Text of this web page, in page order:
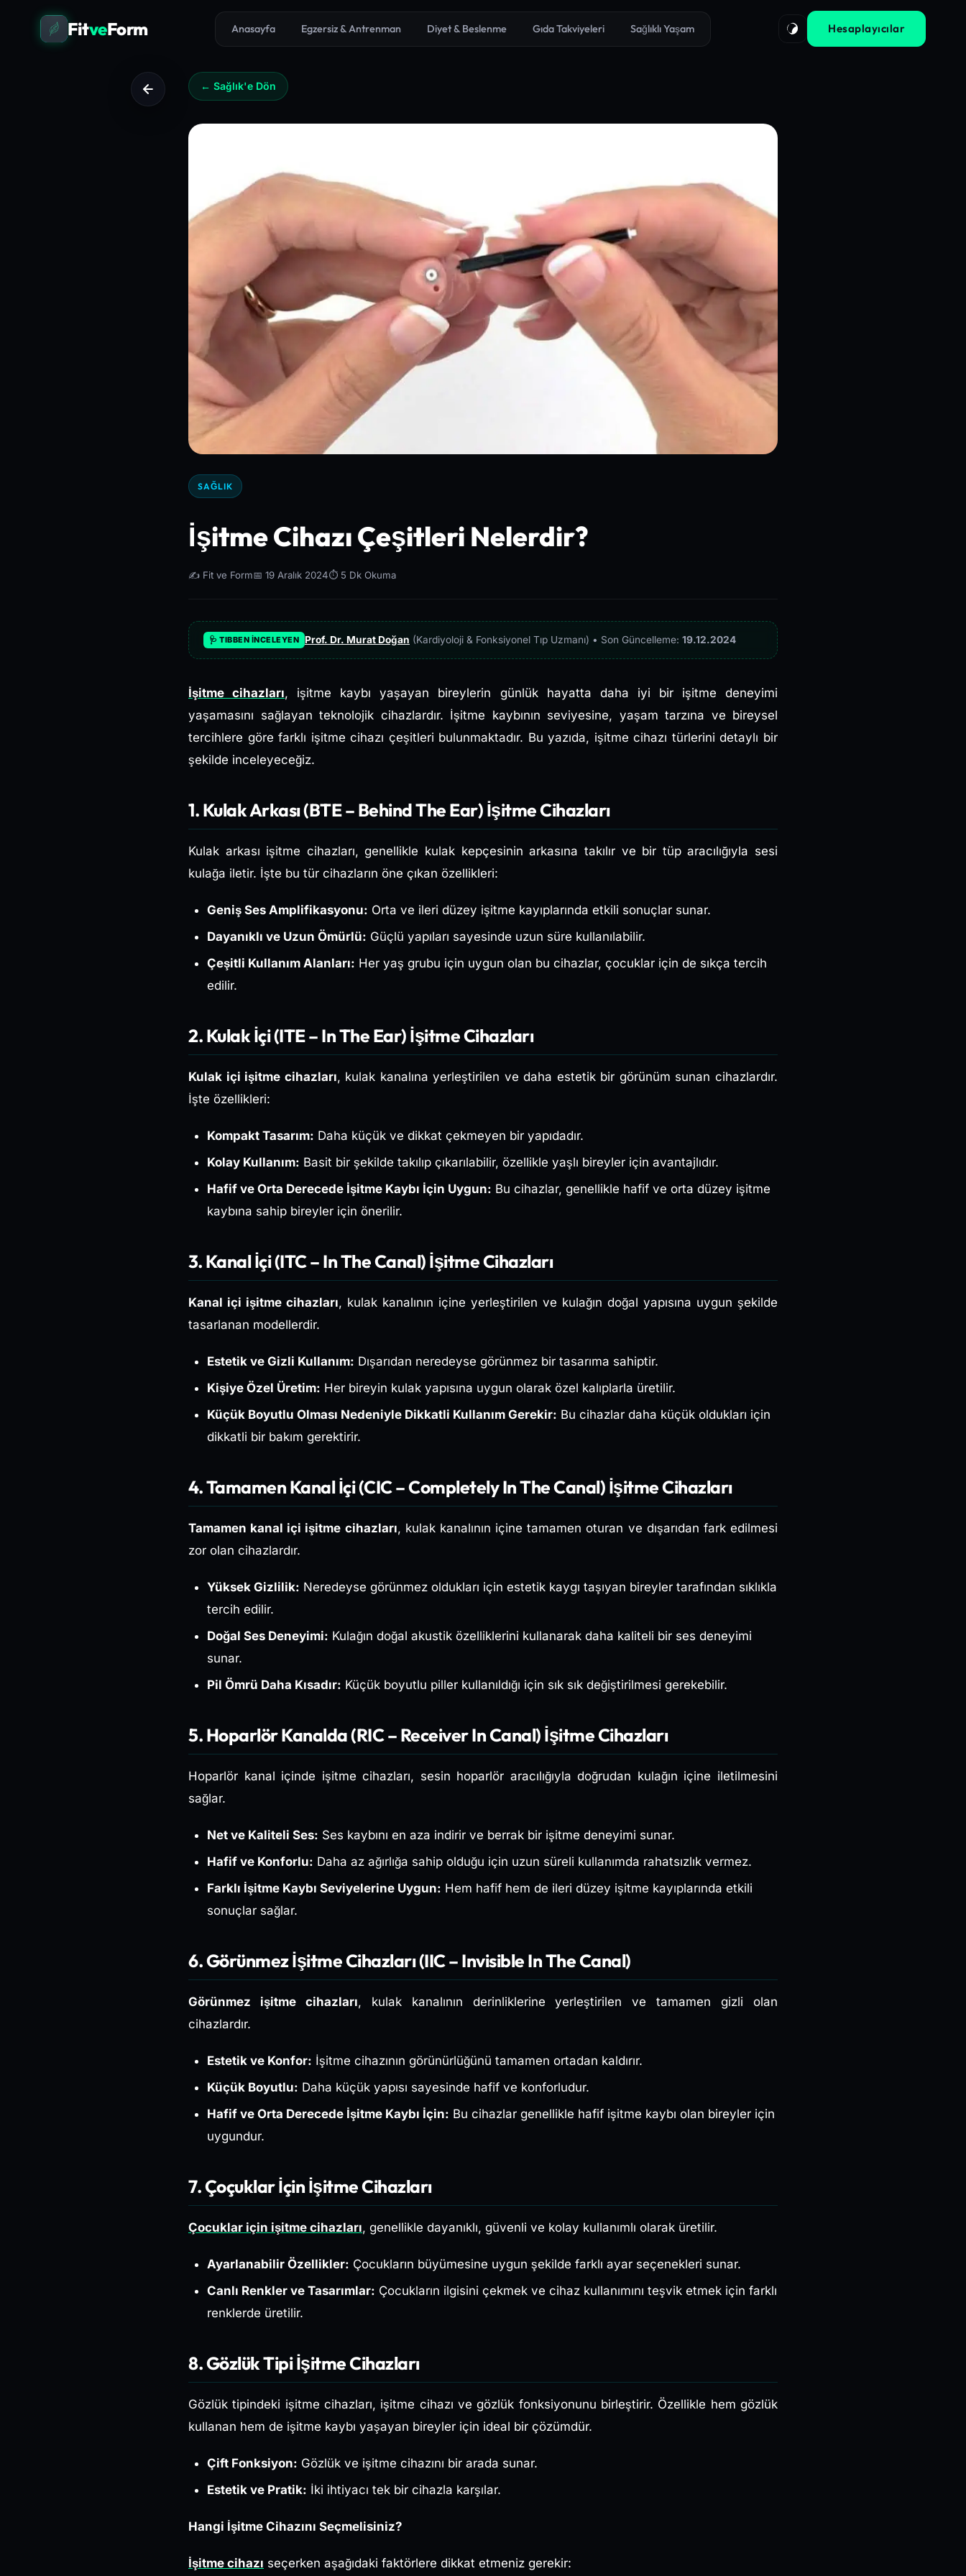
FitveForm Anasayfa Egzersiz & Antrenman Diyet & Beslenme Gıda Takviyeleri Sağlıklı Yaşam Hesaplayıcılar
← Sağlık'e Dön
SAĞLIK
İşitme Cihazı Çeşitleri Nelerdir?
✍️ Fit ve Form📅 19 Aralık 2024⏱️ 5 Dk Okuma
🩺 TIBBEN İNCELEYEN Prof. Dr. Murat Doğan (Kardiyoloji & Fonksiyonel Tıp Uzmanı) • Son Güncelleme: 19.12.2024
İşitme cihazları, işitme kaybı yaşayan bireylerin günlük hayatta daha iyi bir işitme deneyimi
yaşamasını sağlayan teknolojik cihazlardır. İşitme kaybının seviyesine, yaşam tarzına ve bireysel
tercihlere göre farklı işitme cihazı çeşitleri bulunmaktadır. Bu yazıda, işitme cihazı türlerini detaylı bir
şekilde inceleyeceğiz.
1. Kulak Arkası (BTE – Behind The Ear) İşitme Cihazları
Kulak arkası işitme cihazları, genellikle kulak kepçesinin arkasına takılır ve bir tüp aracılığıyla sesi
kulağa iletir. İşte bu tür cihazların öne çıkan özellikleri:
Geniş Ses Amplifikasyonu: Orta ve ileri düzey işitme kayıplarında etkili sonuçlar sunar.
Dayanıklı ve Uzun Ömürlü: Güçlü yapıları sayesinde uzun süre kullanılabilir.
Çeşitli Kullanım Alanları: Her yaş grubu için uygun olan bu cihazlar, çocuklar için de sıkça tercih
edilir.
2. Kulak İçi (ITE – In The Ear) İşitme Cihazları
Kulak içi işitme cihazları, kulak kanalına yerleştirilen ve daha estetik bir görünüm sunan cihazlardır.
İşte özellikleri:
Kompakt Tasarım: Daha küçük ve dikkat çekmeyen bir yapıdadır.
Kolay Kullanım: Basit bir şekilde takılıp çıkarılabilir, özellikle yaşlı bireyler için avantajlıdır.
Hafif ve Orta Derecede İşitme Kaybı İçin Uygun: Bu cihazlar, genellikle hafif ve orta düzey işitme
kaybına sahip bireyler için önerilir.
3. Kanal İçi (ITC – In The Canal) İşitme Cihazları
Kanal içi işitme cihazları, kulak kanalının içine yerleştirilen ve kulağın doğal yapısına uygun şekilde
tasarlanan modellerdir.
Estetik ve Gizli Kullanım: Dışarıdan neredeyse görünmez bir tasarıma sahiptir.
Kişiye Özel Üretim: Her bireyin kulak yapısına uygun olarak özel kalıplarla üretilir.
Küçük Boyutlu Olması Nedeniyle Dikkatli Kullanım Gerekir: Bu cihazlar daha küçük oldukları için
dikkatli bir bakım gerektirir.
4. Tamamen Kanal İçi (CIC – Completely In The Canal) İşitme Cihazları
Tamamen kanal içi işitme cihazları, kulak kanalının içine tamamen oturan ve dışarıdan fark edilmesi
zor olan cihazlardır.
Yüksek Gizlilik: Neredeyse görünmez oldukları için estetik kaygı taşıyan bireyler tarafından sıklıkla
tercih edilir.
Doğal Ses Deneyimi: Kulağın doğal akustik özelliklerini kullanarak daha kaliteli bir ses deneyimi
sunar.
Pil Ömrü Daha Kısadır: Küçük boyutlu piller kullanıldığı için sık sık değiştirilmesi gerekebilir.
5. Hoparlör Kanalda (RIC – Receiver In Canal) İşitme Cihazları
Hoparlör kanal içinde işitme cihazları, sesin hoparlör aracılığıyla doğrudan kulağın içine iletilmesini
sağlar.
Net ve Kaliteli Ses: Ses kaybını en aza indirir ve berrak bir işitme deneyimi sunar.
Hafif ve Konforlu: Daha az ağırlığa sahip olduğu için uzun süreli kullanımda rahatsızlık vermez.
Farklı İşitme Kaybı Seviyelerine Uygun: Hem hafif hem de ileri düzey işitme kayıplarında etkili
sonuçlar sağlar.
6. Görünmez İşitme Cihazları (IIC – Invisible In The Canal)
Görünmez işitme cihazları, kulak kanalının derinliklerine yerleştirilen ve tamamen gizli olan
cihazlardır.
Estetik ve Konfor: İşitme cihazının görünürlüğünü tamamen ortadan kaldırır.
Küçük Boyutlu: Daha küçük yapısı sayesinde hafif ve konforludur.
Hafif ve Orta Derecede İşitme Kaybı İçin: Bu cihazlar genellikle hafif işitme kaybı olan bireyler için
uygundur.
7. Çoçuklar İçin İşitme Cihazları
Çocuklar için işitme cihazları, genellikle dayanıklı, güvenli ve kolay kullanımlı olarak üretilir.
Ayarlanabilir Özellikler: Çocukların büyümesine uygun şekilde farklı ayar seçenekleri sunar.
Canlı Renkler ve Tasarımlar: Çocukların ilgisini çekmek ve cihaz kullanımını teşvik etmek için farklı
renklerde üretilir.
8. Gözlük Tipi İşitme Cihazları
Gözlük tipindeki işitme cihazları, işitme cihazı ve gözlük fonksiyonunu birleştirir. Özellikle hem gözlük
kullanan hem de işitme kaybı yaşayan bireyler için ideal bir çözümdür.
Çift Fonksiyon: Gözlük ve işitme cihazını bir arada sunar.
Estetik ve Pratik: İki ihtiyacı tek bir cihazla karşılar.
Hangi İşitme Cihazını Seçmelisiniz?
İşitme cihazı seçerken aşağıdaki faktörlere dikkat etmeniz gerekir: